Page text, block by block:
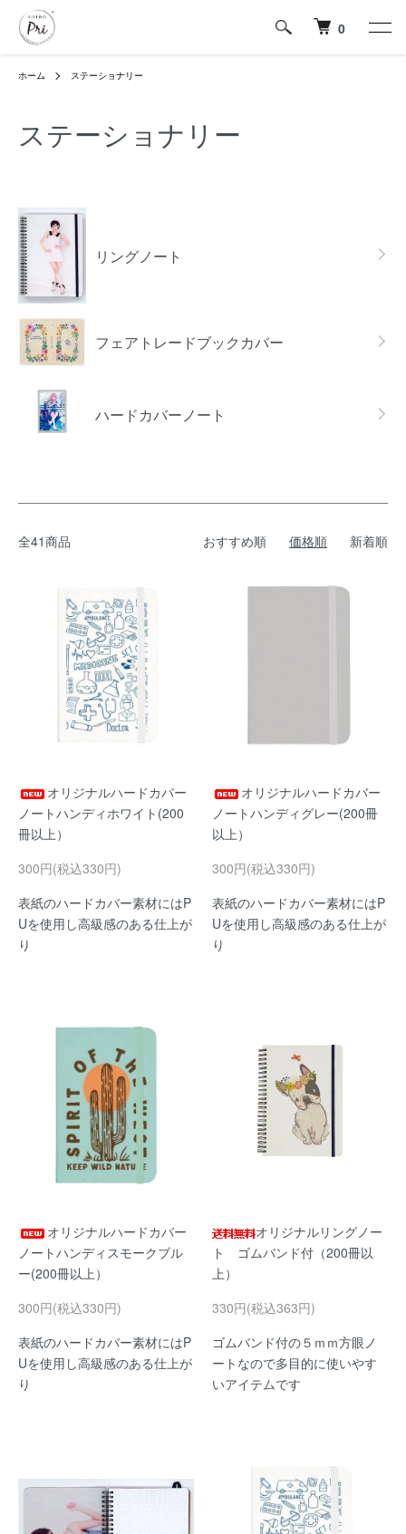
0
ホーム ステーショナリー
ステーショナリー
リングノート
フェアトレードブックカバー
ハードカバーノート
全41商品 おすすめ順 価格順 新着順
オリジナルハードカバー
ノートハンディホワイト(200
冊以上）
300円(税込330円)
表紙のハードカバー素材にはP
Uを使用し高級感のある仕上が
り
オリジナルハードカバー
ノートハンディグレー(200冊
以上）
300円(税込330円)
表紙のハードカバー素材にはP
Uを使用し高級感のある仕上が
り
オリジナルハードカバー
ノートハンディスモークブル
ー(200冊以上）
300円(税込330円)
表紙のハードカバー素材にはP
Uを使用し高級感のある仕上が
り
オリジナルリングノー
ト ゴムバンド付（200冊以
上）
330円(税込363円)
ゴムバンド付の５ｍｍ方眼ノ
ートなので多目的に使いやす
いアイテムです